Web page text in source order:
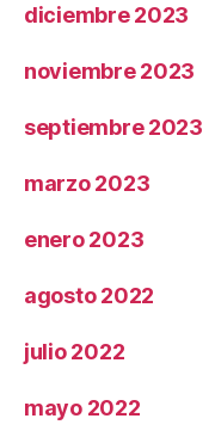
diciembre 2023
noviembre 2023
septiembre 2023
marzo 2023
enero 2023
agosto 2022
julio 2022
mayo 2022